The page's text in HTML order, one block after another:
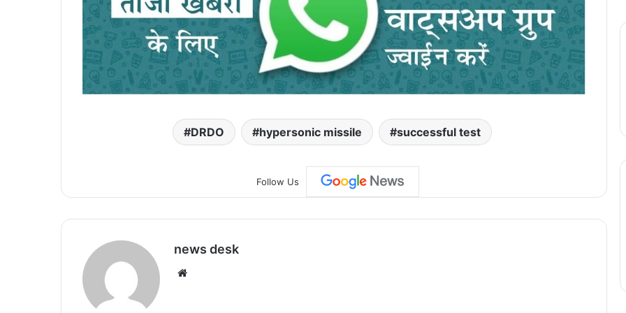
DRDO hypersonic missile successful test
Follow Us
news desk